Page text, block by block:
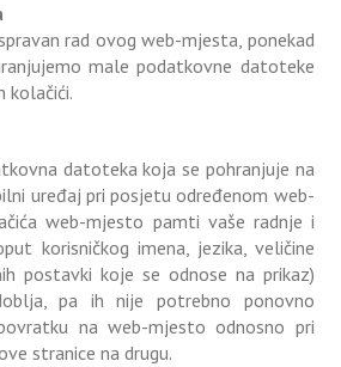
rad ovog web-mjesta, ponekad
male podatkovne datoteke
kolačići.
datoteka koja se pohranjuje na
uređaj pri posjetu određenom web-
web-mjesto pamti vaše radnje i
korisničkog imena, jezika, veličine
postavki koje se odnose na prikaz)
pa ih nije potrebno ponovno
na web-mjesto odnosno pri
stranice na drugu.